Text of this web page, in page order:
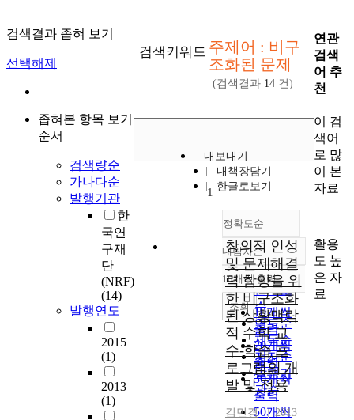
검색결과 좁혀 보기
선택해제
좁혀본 항목 보기
순서
검색량순
가나다순
발행기관
한
국연
구재
단
(NRF)
(14)
발행연도
2015
(1)
2013
(1)
검색키워드 주제어 : 비구
조화된 문제
(검색결과 14 건)
내보내기
내책장담기
한글로보기
정확도순
정확도
순
인기도
순
연도순
제목순
저자순
발행기
관순
내림차순
내림차순
10개씩 출력
10개씩
출력
20개씩
출력
30개씩
출력
50개씩
조회
1
창의적 인성
및 문제해결
력 함양을 위
한 비구조화
된 상황맥락
적 수학 교
수-학습 프
로그램의 개
발 및 적용
김민경
2013
연관
검색
어 추
천
이 검
색어
로 많
이 본
자료
활용
도 높
은 자
료